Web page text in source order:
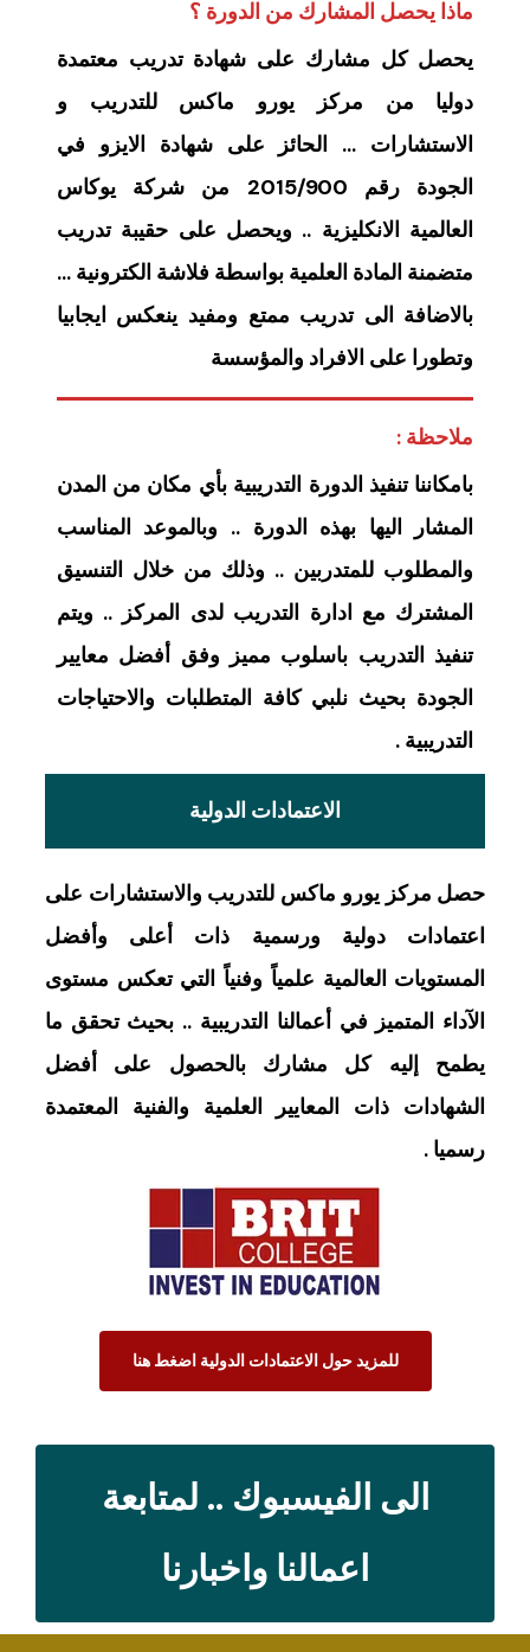
ماذا يحصل المشارك من الدورة ؟
يحصل كل مشارك على شهادة تدريب معتمدة
دوليا من مركز يورو ماكس للتدريب و
الاستشارات … الحائز على شهادة الايزو في
الجودة رقم 2015/900 من شركة يوكاس
العالمية الانكليزية .. ويحصل على حقيبة تدريب
متضمنة المادة العلمية بواسطة فلاشة الكترونية …
بالاضافة الى تدريب ممتع ومفيد ينعكس ايجابيا
وتطورا على الافراد والمؤسسة
ملاحظة :
بامكاننا تنفيذ الدورة التدريبية بأي مكان من المدن
المشار اليها بهذه الدورة .. وبالموعد المناسب
والمطلوب للمتدربين .. وذلك من خلال التنسيق
المشترك مع ادارة التدريب لدى المركز .. ويتم
تنفيذ التدريب باسلوب مميز وفق أفضل معايير
الجودة بحيث نلبي كافة المتطلبات والاحتياجات
التدريبية .
الاعتمادات الدولية
حصل مركز يورو ماكس للتدريب والاستشارات على
اعتمادات دولية ورسمية ذات أعلى وأفضل
المستويات العالمية علمياً وفنياً التي تعكس مستوى
الآداء المتميز في أعمالنا التدريبية .. بحيث تحقق ما
يطمح إليه كل مشارك بالحصول على أفضل
الشهادات ذات المعايير العلمية والفنية المعتمدة
رسميا .
للمزيد حول الاعتمادات الدولية اضغط هنا
الى الفيسبوك .. لمتابعة
اعمالنا واخبارنا